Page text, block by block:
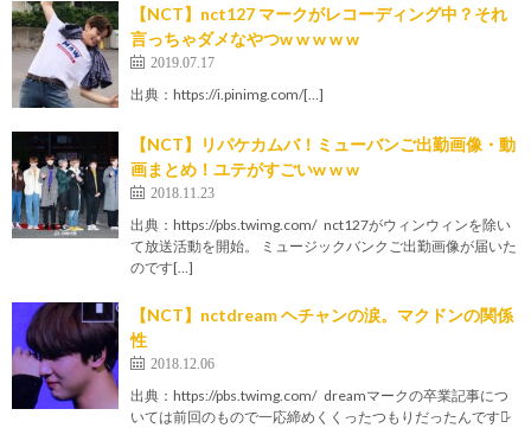
【NCT】nct127 マークがレコーディング中？それ
言っちゃダメなやつw w w w w
2019.07.17
出典：https://i.pinimg.com/[…]
【NCT】リパケカムバ！ミューバンご出勤画像・動
画まとめ！ユテがすごいw w w
2018.11.23
出典：https://pbs.twimg.com/ nct127がウィンウィンを除い
て放送活動を開始。 ミュージックバンクご出勤画像が届いた
のです[…]
【NCT】nctdream ヘチャンの涙。マクドンの関係
性
2018.12.06
出典：https://pbs.twimg.com/ dreamマークの卒業記事につ
いては前回のもので一応締めくくったつもりだったんですが̷